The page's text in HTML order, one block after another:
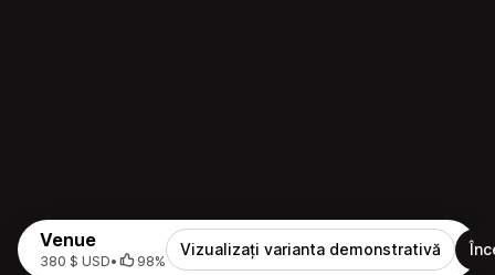
Venue
380 $ USD• 98%
Vizualizați varianta demonstrativă